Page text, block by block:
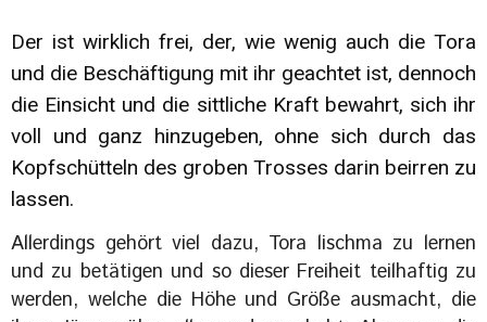
Der ist wirklich frei, der, wie wenig auch die Tora
und die Beschäftigung mit ihr geachtet ist, dennoch
die Einsicht und die sittliche Kraft bewahrt, sich ihr
voll und ganz hinzugeben, ohne sich durch das
Kopfschütteln des groben Trosses darin beirren zu
lassen.
Allerdings gehört viel dazu, Tora lischma zu lernen
und zu betätigen und so dieser Freiheit teilhaftig zu
werden, welche die Höhe und Größe ausmacht, die